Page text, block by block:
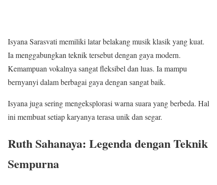
Isyana Sarasvati memiliki latar belakang musik klasik yang kuat.
Ia menggabungkan teknik tersebut dengan gaya modern.
Kemampuan vokalnya sangat fleksibel dan luas. Ia mampu
bernyanyi dalam berbagai gaya dengan sangat baik.
Isyana juga sering mengeksplorasi warna suara yang berbeda. Hal
ini membuat setiap karyanya terasa unik dan segar.
Ruth Sahanaya: Legenda dengan Teknik
Sempurna